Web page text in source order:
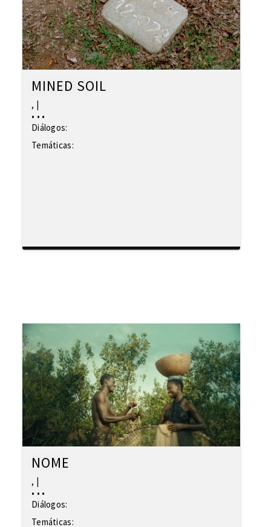
MINED SOIL
, |
• • •
Diálogos:
Temáticas:
NOME
, |
• • •
Diálogos:
Temáticas: